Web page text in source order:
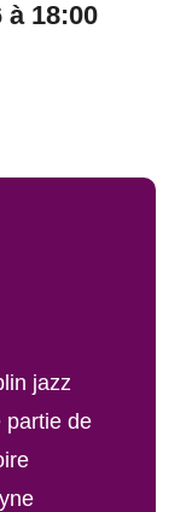
à 18:00
jazz
partie de